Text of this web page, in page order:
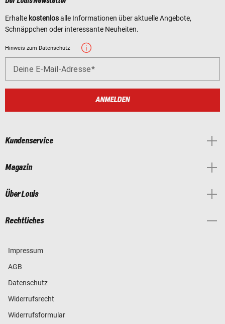
Erhalte kostenlosalle Informationen über aktuelle Angebote,
Schnäppchen oder interessante Neuheiten.
Hinweis zum Datenschutz
Deine E-Mail-Adresse
ANMELDEN
Kundenservice
Magazin
Über Louis
Rechtliches
Impressum
AGB
Datenschutz
Widerrufsrecht
Widerrufsformular